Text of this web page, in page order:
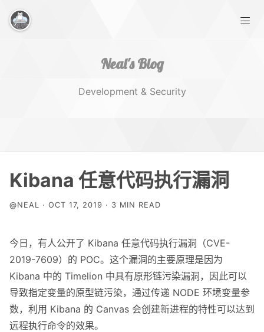
Neal's Blog
Development & Security
Home
Works
Tags
About
Privacy
Kibana 任意代码执行漏洞
@NEAL · OCT 17, 2019 · 3 MIN READ
今日，有人公开了 Kibana 任意代码执行漏洞（CVE-
2019-7609）的 POC。这个漏洞的主要原理是因为
Kibana 中的 Timelion 中具有原形链污染漏洞，因此可以
导致指定变量的原型链污染，通过传递 NODE 环境变量参
数，利用 Kibana 的 Canvas 会创建新进程的特性可以达到
远程执行命令的效果。